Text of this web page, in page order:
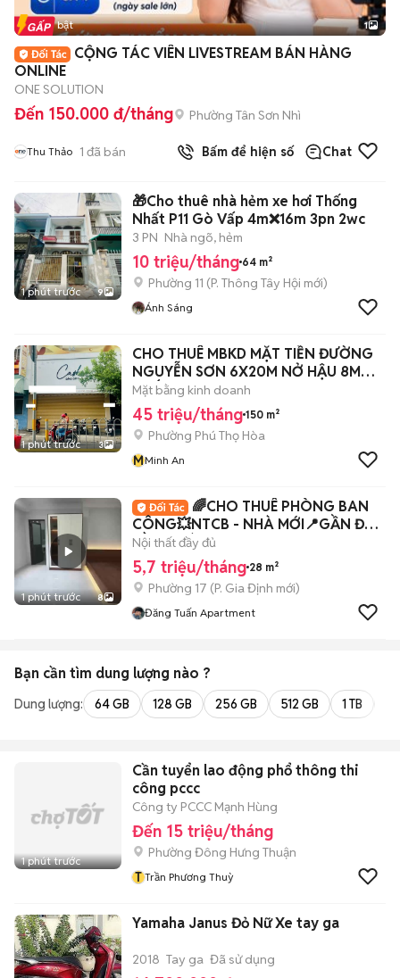
Tin nổi bật 1
CỘNG TÁC VIÊN LIVESTREAM BÁN HÀNG
ONLINE
ONE SOLUTION
Đến 150.000 đ/tháng Phường Tân Sơn Nhì
Thu Thảo 1 đã bán Bấm để hiện số Chat
1 phút trước 9
🎁Cho thuê nhà hẻm xe hơi Thống
Nhất P11 Gò Vấp 4m❌16m 3pn 2wc
3 PN Nhà ngõ, hẻm
10 triệu/tháng 64 m²
Phường 11 (P. Thông Tây Hội mới)
Ánh Sáng
1 phút trước 3
CHO THUÊ MBKD MẶT TIỀN ĐƯỜNG
NGUYỄN SƠN 6X20M NỞ HẬU 8M
TRỐNG SẠCH ĐẸP
Mặt bằng kinh doanh
45 triệu/tháng 150 m²
Phường Phú Thọ Hòa
MMinh An
1 phút trước 8
🌈CHO THUÊ PHÒNG BAN
CÔNG💥NTCB - NHÀ MỚI📍GẦN ĐH
HỒNG BÀNG - ĐH UEF
Nội thất đầy đủ
5,7 triệu/tháng 28 m²
Phường 17 (P. Gia Định mới)
Đăng Tuấn Apartment
Bạn cần tìm dung lượng nào ?
Dung lượng: 64 GB 128 GB 256 GB 512 GB 1 TB
1 phút trước
Cần tuyển lao động phổ thông thi
công pccc
Công ty PCCC Mạnh Hùng
Đến 15 triệu/tháng
Phường Đông Hưng Thuận
T Trần Phương Thuỳ
Yamaha Janus Đỏ Nữ Xe tay ga
2018 Tay ga Đã sử dụng